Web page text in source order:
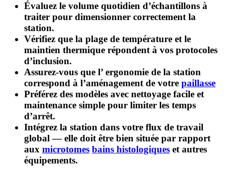
Évaluez le volume quotidien d’échantillons à
traiter pour dimensionner correctement la
station.
Vérifiez que la plage de température et le
maintien thermique répondent à vos protocoles
d’inclusion.
Assurez-vous que l’ ergonomie de la station
correspond à l’aménagement de votre paillasse
Préférez des modèles avec nettoyage facile et
maintenance simple pour limiter les temps
d’arrêt.
Intégrez la station dans votre flux de travail
global — elle doit être bien située par rapport
aux microtomes bains histologiques et autres
équipements.